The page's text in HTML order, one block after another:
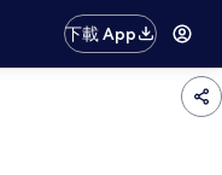
下載 App